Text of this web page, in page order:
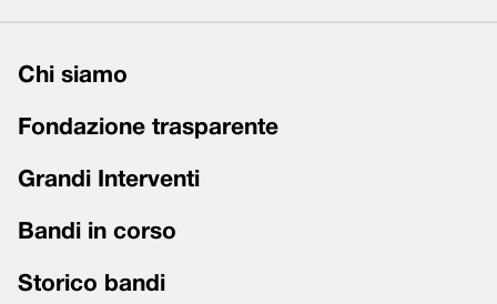
Chi siamo
Fondazione trasparente
Grandi Interventi
Bandi in corso
Storico bandi